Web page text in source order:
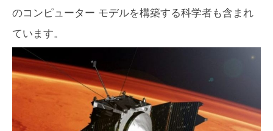
のコンピューター モデルを構築する科学者も含まれ
ています。